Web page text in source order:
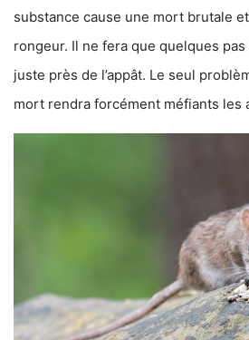
substance cause une mort brutale
rongeur. Il ne fera que quelques
juste près de l’appât. Le seul
mort rendra forcément méfiants les